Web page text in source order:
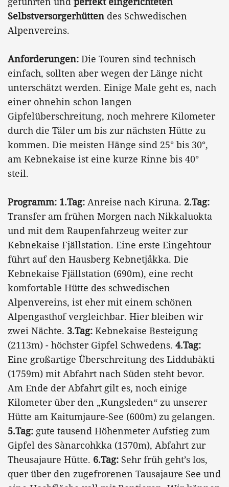
Selbstversorgerhütten des Schwedischen
Alpenvereins.
Anforderungen: Die Touren sind technisch
einfach, sollten aber wegen der Länge nicht
unterschätzt werden. Einige Male geht es, nach
einer ohnehin schon langen
Gipfelüberschreitung, noch mehrere Kilometer
durch die Täler um bis zur nächsten Hütte zu
kommen. Die meisten Hänge sind 25° bis 30°,
am Kebnekaise ist eine kurze Rinne bis 40°
steil.
Programm: 1.Tag: Anreise nach Kiruna. 2.Tag:
Transfer am frühen Morgen nach Nikkaluokta
und mit dem Raupenfahrzeug weiter zur
Kebnekaise Fjällstation. Eine erste Eingehtour
führt auf den Hausberg Kebnetjåkka. Die
Kebnekaise Fjällstation (690m), eine recht
komfortable Hütte des schwedischen
Alpenvereins, ist eher mit einem schönen
Alpengasthof vergleichbar. Hier bleiben wir
zwei Nächte. 3.Tag: Kebnekaise Besteigung
(2113m) - höchster Gipfel Schwedens. 4.Tag:
Eine großartige Überschreitung des Liddubàkti
(1759m) mit Abfahrt nach Süden steht bevor.
Am Ende der Abfahrt gilt es, noch einige
Kilometer über den „Kungsleden“ zu unserer
Hütte am Kaitumjaure-See (600m) zu gelangen.
5.Tag: gute tausend Höhenmeter Aufstieg zum
Gipfel des Sànarcohkka (1570m), Abfahrt zur
Theusajaure Hütte. 6.Tag: Sehr früh geht’s los,
quer über den zugefrorenen Tausajaure See und